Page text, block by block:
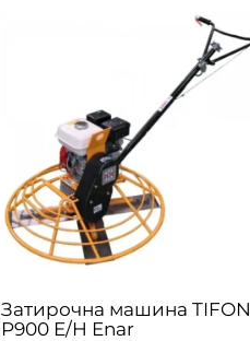
Затирочна машина TIFON
P900 E/H Enar